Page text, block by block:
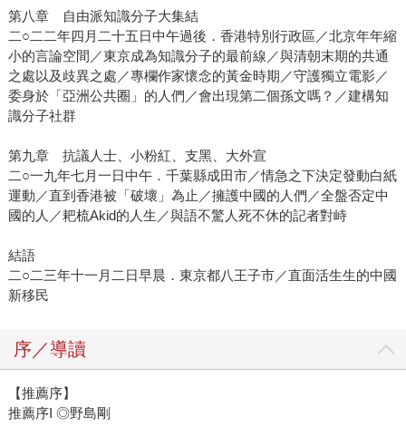
第八章 自由派知識分子大集結
二○二二年四月二十五日中午過後．香港特別行政區／北京年年縮
小的言論空間／東京成為知識分子的最前線／與清朝末期的共通
之處以及歧異之處／專欄作家懷念的黃金時期／守護獨立電影／
委身於「亞洲公共圈」的人們／會出現第二個孫文嗎？／建構知
識分子社群
第九章 抗議人士、小粉紅、支黑、大外宣
二○一九年七月一日中午．千葉縣成田市／情急之下決定發動白紙
運動／直到香港被「破壞」為止／擁護中國的人們／全盤否定中
國的人／耙梳Akid的人生／與語不驚人死不休的記者對峙
結語
二○二三年十一月二日早晨．東京都八王子市／直面活生生的中國
新移民
序／導讀
【推薦序】
推薦序I ◎野島剛